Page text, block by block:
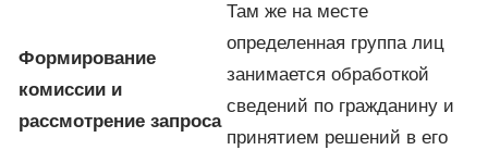
Формирование
комиссии и
рассмотрение запроса
Там же на месте
определенная группа лиц
занимается обработкой
сведений по гражданину и
принятием решений в его